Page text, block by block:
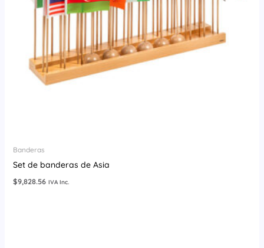
Banderas
Set de banderas de Asia
$9,828.56 IVA Inc.